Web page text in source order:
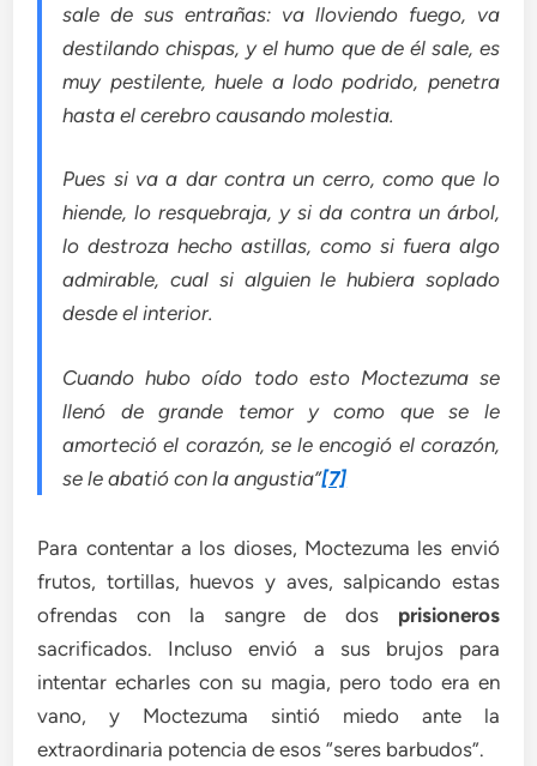
sale de sus entrañas: va lloviendo fuego, va
destilando chispas, y el humo que de él sale, es
muy pestilente, huele a lodo podrido, penetra
hasta el cerebro causando molestia.
Pues si va a dar contra un cerro, como que lo
hiende, lo resquebraja, y si da contra un árbol,
lo destroza hecho astillas, como si fuera algo
admirable, cual si alguien le hubiera soplado
desde el interior.
Cuando hubo oído todo esto Moctezuma se
llenó de grande temor y como que se le
amorteció el corazón, se le encogió el corazón,
se le abatió con la angustia”[7]
Para contentar a los dioses, Moctezuma les envió
frutos, tortillas, huevos y aves, salpicando estas
ofrendas con la sangre de dos prisioneros
sacrificados. Incluso envió a sus brujos para
intentar echarles con su magia, pero todo era en
vano, y Moctezuma sintió miedo ante la
extraordinaria potencia de esos “seres barbudos”.